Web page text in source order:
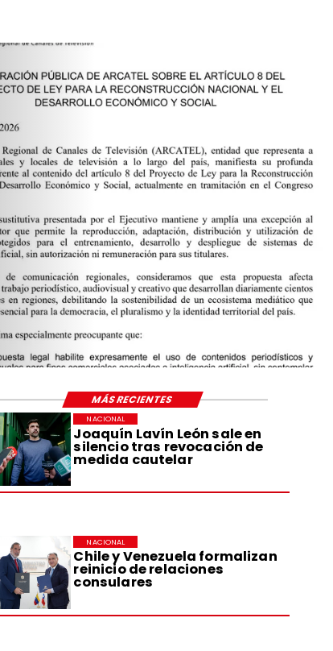
Joaquín Lavín León sale en
silencio tras revocación de
medida cautelar
NACIONAL
Chile y Venezuela formalizan
reinicio de relaciones
consulares
NACIONAL
MÁS RECIENTES